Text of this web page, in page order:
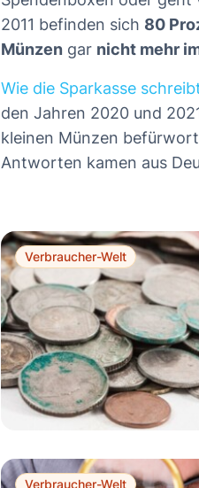
2011 befinden sich 80
Münzen gar nicht mehr
Wie die Sparkasse
den Jahren 2020 und
kleinen Münzen
Antworten kamen aus
Verbraucher-Welt
Verbraucher-Welt